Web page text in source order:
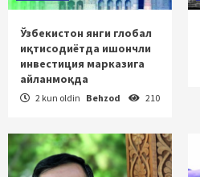
Ўзбекистон янги глобал
иқтисодиётда ишончли
инвестиция марказига
айланмоқда
2 kun oldin Behzod 210